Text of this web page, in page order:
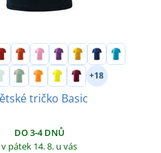
+18
tričko Basic
DO 3-4 DNŮ
v pátek 14. 8. u vás